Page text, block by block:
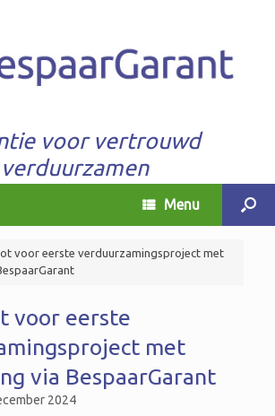
voor vertrouwd
verduurzamen
Menu
voor eerste verduurzamingsproject met
voor eerste
met
via BespaarGarant
2024